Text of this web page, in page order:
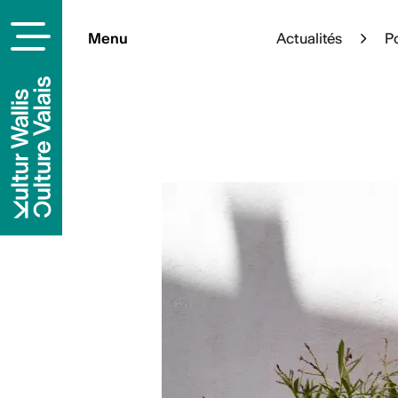
Cet été, l’art s’épanouit en
sélection d’expositions à
pleinement de votre été
En
Menu Actualités